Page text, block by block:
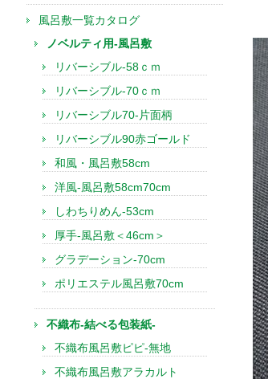
風呂敷一覧カタログ
ノベルティ用-風呂敷
リバーシブル-58ｃｍ
リバーシブル-70ｃｍ
リバーシブル70-片面柄
リバーシブル90赤ゴールド
和風・風呂敷58cm
洋風-風呂敷58cm70cm
しわちりめん-53cm
厚手-風呂敷＜46cm＞
グラデーション-70cm
ポリエステル風呂敷70cm
不織布-結べる包装紙-
不織布風呂敷ピピ-無地
不織布風呂敷アラカルト